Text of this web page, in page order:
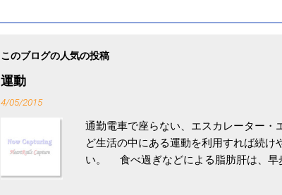
このブログの人気の投稿
運動
4/05/2015
通勤電車で座らない、エスカレーター・
ど生活の中にある運動を利用すれば続
い。 食べ過ぎなどによる脂肪肝は、早